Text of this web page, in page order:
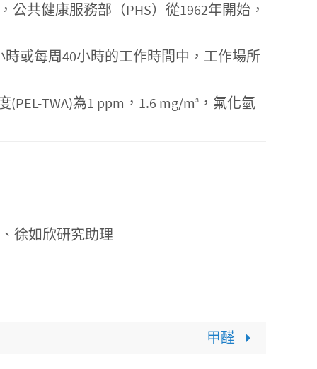
共健康服務部（PHS）從1962年開始，
時或每周40小時的工作時間中，工作場所
TWA)為1 ppm，1.6 mg/m3
，氟化氫
徐如欣研究助理
甲醛